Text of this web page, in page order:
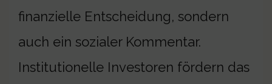
finanzielle Entscheidung, sondern
auch ein sozialer Kommentar.
Institutionelle Investoren fördern das